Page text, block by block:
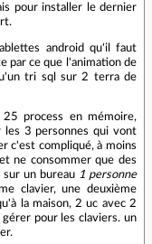
pour installer le dernier
android qu'il faut
par ce que l'animation de
tri sql sur 2 terra de
process en mémoire,
les 3 personnes qui vont
c'est compliqué, à moins
ne consommer que des
sur un bureau 1 personne
clavier, une deuxième
la maison, 2 uc avec 2
pour les claviers. un